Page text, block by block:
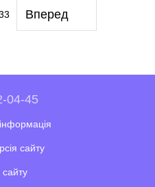
Вперед
04-45
сайту